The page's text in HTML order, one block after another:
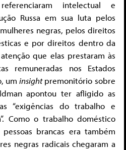
intelectual e
Russa em sua luta pelos
negras, pelos direitos
e por direitos dentro da
que elas prestaram às
remuneradas nos Estados
um insightpremonitório sobre
apontou ter afligido as
“exigências do trabalho e
Como o trabalho doméstico
brancas era também
negras radicais chegaram a